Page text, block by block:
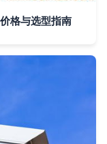
格与选型指南